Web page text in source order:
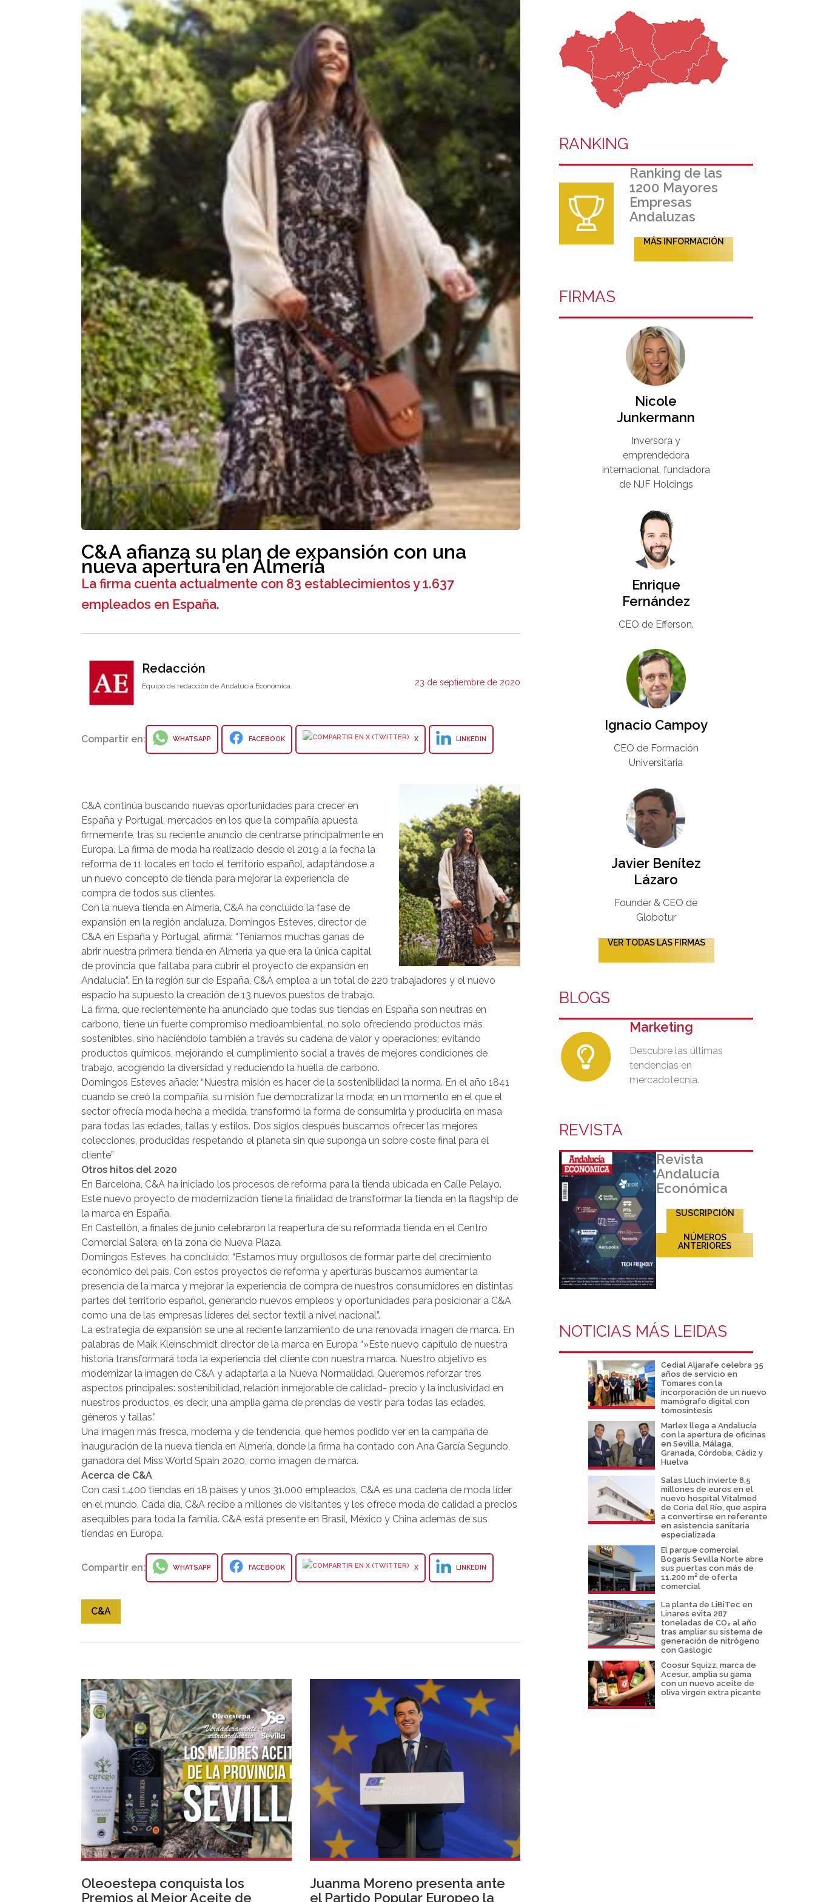
C&A afianza su plan de expansión con una
nueva apertura en Almería
La firma cuenta actualmente con 83 establecimientos y 1.637
empleados en España.
Redacción
Equipo de redacción de Andalucía Económica. 23 de septiembre de 2020
Compartir en: WHATSAPP FACEBOOK X LINKEDIN
C&A continúa buscando nuevas oportunidades para crecer en
España y Portugal, mercados en los que la compañía apuesta
firmemente, tras su reciente anuncio de centrarse principalmente en
Europa. La firma de moda ha realizado desde el 2019 a la fecha la
reforma de 11 locales en todo el territorio español, adaptándose a
un nuevo concepto de tienda para mejorar la experiencia de
compra de todos sus clientes.
Con la nueva tienda en Almería, C&A ha concluido la fase de
expansión en la región andaluza, Domingos Esteves, director de
C&A en España y Portugal, afirma: “Teníamos muchas ganas de
abrir nuestra primera tienda en Almería ya que era la única capital
de provincia que faltaba para cubrir el proyecto de expansión en
Andalucía”. En la región sur de España, C&A emplea a un total de 220 trabajadores y el nuevo
espacio ha supuesto la creación de 13 nuevos puestos de trabajo.
La firma, que recientemente ha anunciado que todas sus tiendas en España son neutras en
carbono, tiene un fuerte compromiso medioambiental, no solo ofreciendo productos más
sostenibles, sino haciéndolo también a través su cadena de valor y operaciones; evitando
productos químicos, mejorando el cumplimiento social a través de mejores condiciones de
trabajo, acogiendo la diversidad y reduciendo la huella de carbono.
Domingos Esteves añade: “Nuestra misión es hacer de la sostenibilidad la norma. En el año 1841
cuando se creó la compañía, su misión fue democratizar la moda; en un momento en el que el
sector ofrecía moda hecha a medida, transformó la forma de consumirla y producirla en masa
para todas las edades, tallas y estilos. Dos siglos después buscamos ofrecer las mejores
colecciones, producidas respetando el planeta sin que suponga un sobre coste final para el
cliente”
Otros hitos del 2020
En Barcelona, C&A ha iniciado los procesos de reforma para la tienda ubicada en Calle Pelayo.
Este nuevo proyecto de modernización tiene la finalidad de transformar la tienda en la flagship de
la marca en España.
En Castellón, a finales de junio celebraron la reapertura de su reformada tienda en el Centro
Comercial Salera, en la zona de Nueva Plaza.
Domingos Esteves, ha concluido: “Estamos muy orgullosos de formar parte del crecimiento
económico del país. Con estos proyectos de reforma y aperturas buscamos aumentar la
presencia de la marca y mejorar la experiencia de compra de nuestros consumidores en distintas
partes del territorio español, generando nuevos empleos y oportunidades para posicionar a C&A
como una de las empresas líderes del sector textil a nivel nacional”.
La estrategia de expansión se une al reciente lanzamiento de una renovada imagen de marca. En
palabras de Maik Kleinschmidt director de la marca en Europa “»Este nuevo capítulo de nuestra
historia transformará toda la experiencia del cliente con nuestra marca. Nuestro objetivo es
modernizar la imagen de C&A y adaptarla a la Nueva Normalidad. Queremos reforzar tres
aspectos principales: sostenibilidad, relación inmejorable de calidad- precio y la inclusividad en
nuestros productos, es decir, una amplia gama de prendas de vestir para todas las edades,
géneros y tallas.”
Una imagen más fresca, moderna y de tendencia, que hemos podido ver en la campaña de
inauguración de la nueva tienda en Almería, donde la firma ha contado con Ana García Segundo,
ganadora del Miss World Spain 2020, como imagen de marca.
Acerca de C&A
Con casi 1.400 tiendas en 18 países y unos 31.000 empleados, C&A es una cadena de moda líder
en el mundo. Cada día, C&A recibe a millones de visitantes y les ofrece moda de calidad a precios
asequibles para toda la familia. C&A está presente en Brasil, México y China además de sus
tiendas en Europa.
Compartir en: WHATSAPP FACEBOOK X LINKEDIN
C&A
Oleoestepa conquista los
Premios al Mejor Aceite de
Juanma Moreno presenta ante
el Partido Popular Europeo la
RANKING
Ranking de las
1200 Mayores
Empresas
Andaluzas
MÁS INFORMACIÓN
FIRMAS
Nicole
Junkermann​
Inversora y
emprendedora
internacional, fundadora
de NJF Holdings
Enrique
Fernández
CEO de Efferson.
Ignacio Campoy​
CEO de Formación
Universitaria​
Javier Benítez
Lázaro
Founder & CEO de
Globotur​
VER TODAS LAS FIRMAS
BLOGS
Marketing
Descubre las últimas
tendencias en
mercadotecnia.
REVISTA
Revista
Andalucía
Económica
SUSCRIPCIÓN
NÚMEROS
ANTERIORES
NOTICIAS MÁS LEIDAS
Cedial Aljarafe celebra 35
años de servicio en
Tomares con la
incorporación de un nuevo
mamógrafo digital con
tomosíntesis
Marlex llega a Andalucía
con la apertura de oficinas
en Sevilla, Málaga,
Granada, Córdoba, Cádiz y
Huelva
Salas Lluch invierte 8,5
millones de euros en el
nuevo hospital Vitalmed
de Coria del Río, que aspira
a convertirse en referente
en asistencia sanitaria
especializada
El parque comercial
Bogaris Sevilla Norte abre
sus puertas con más de
11.200 m² de oferta
comercial
La planta de LiBiTec en
Linares evita 287
toneladas de CO₂ al año
tras ampliar su sistema de
generación de nitrógeno
con Gaslogic
Coosur Squizz, marca de
Acesur, amplia su gama
con un nuevo aceite de
oliva virgen extra picante